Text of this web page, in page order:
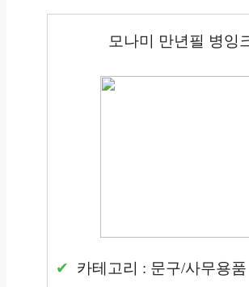
모나미 만년필 병잉
카테고리 : 문구/사무용품